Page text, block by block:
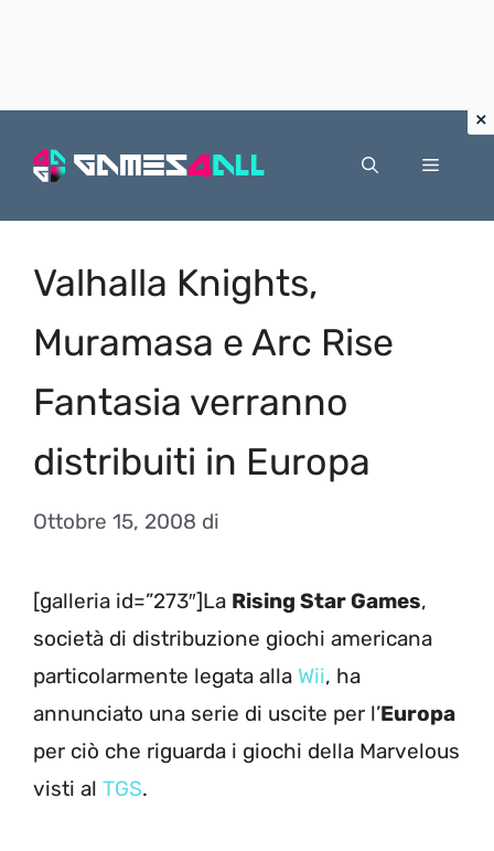
Menu
Valhalla Knights,
Muramasa e Arc Rise
Fantasia verranno
distribuiti in Europa
Ottobre 15, 2008 di
[galleria id=”273″]La Rising Star Games,
società di distribuzione giochi americana
particolarmente legata alla Wii, ha
annunciato una serie di uscite per l’Europa
per ciò che riguarda i giochi della Marvelous
visti al TGS.